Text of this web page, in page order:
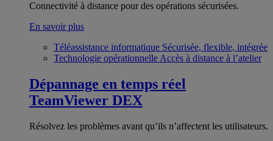
Connectivité à distance pour des opérations sécurisées.
En savoir plus
Téléassistance informatique Sécurisée, flexible, intégrée
Technologie opérationnelle Accès à distance à l’atelier
Dépannage en temps réel
TeamViewer DEX
Résolvez les problèmes avant qu’ils n’affectent les utilisateurs.